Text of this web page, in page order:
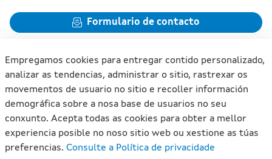
Formulario de contacto
Xunta de Galicia. Información mantida e publicada na internet
pola Xunta de Galicia
Atención á cidadanía
Accesibilidade
Empregamos cookies para entregar contido personalizado,
analizar as tendencias, administrar o sitio, rastrexar os
movementos de usuario no sitio e recoller información
demográfica sobre a nosa base de usuarios no seu
conxunto. Acepta todas as cookies para obter a mellor
experiencia posible no noso sitio web ou xestione as túas
preferencias. Consulte a Política de privacidade